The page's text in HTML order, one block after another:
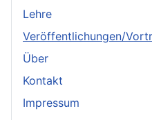
Lehre
Veröffentlichungen/
Über
Kontakt
Impressum